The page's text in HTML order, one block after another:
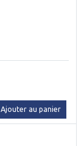
Ajouter au panier